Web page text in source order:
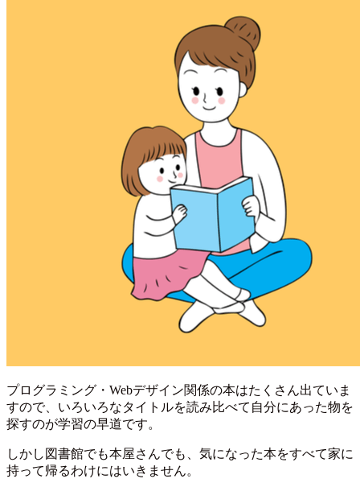
プログラミング・Webデザイン関係の本はたくさん出ていま
すので、いろいろなタイトルを読み比べて自分にあった物を
探すのが学習の早道です。
しかし図書館でも本屋さんでも、気になった本をすべて家に
持って帰るわけにはいきません。